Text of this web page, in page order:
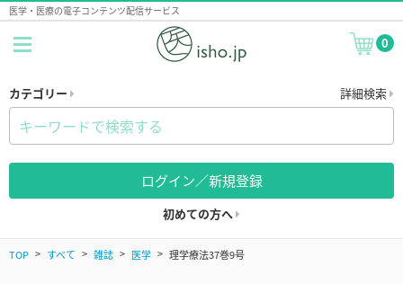
医学・医療の電子コンテンツ配信サービス
0
カテゴリー 詳細検索
ログイン／新規登録
初めての方へ
TOP すべて 雑誌 医学 理学療法37巻9号